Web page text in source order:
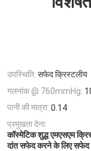
उपस्थिति: सफेद क्रिस्टलीय
गलनांक @ 760mmHg:
पानी की मात्रा: 0.14
प्रमुखता देना:
कॉस्मेटिक शुद्ध एमएसएम
दांत सफेद करने के लिए सफेद